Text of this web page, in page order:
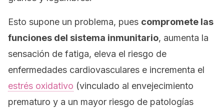
Esto supone un problema, pues compromete las
funciones del sistema inmunitario, aumenta la
sensación de fatiga, eleva el riesgo de
enfermedades cardiovasculares e incrementa el
estrés oxidativo (vinculado al envejecimiento
prematuro y a un mayor riesgo de patologías